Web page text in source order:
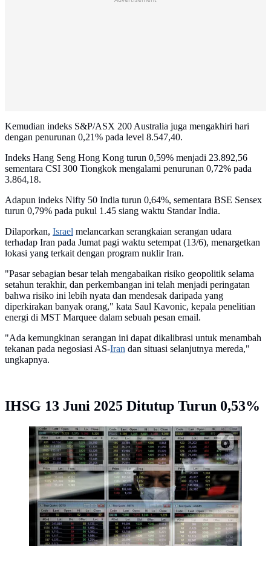
Kemudian indeks S&P/ASX 200 Australia juga mengakhiri hari
dengan penurunan 0,21% pada level 8.547,40.
Indeks Hang Seng Hong Kong turun 0,59% menjadi 23.892,56
sementara CSI 300 Tiongkok mengalami penurunan 0,72% pada
3.864,18.
Adapun indeks Nifty 50 India turun 0,64%, sementara BSE Sensex
turun 0,79% pada pukul 1.45 siang waktu Standar India.
Dilaporkan, Israel melancarkan serangkaian serangan udara
terhadap Iran pada Jumat pagi waktu setempat (13/6), menargetkan
lokasi yang terkait dengan program nuklir Iran.
"Pasar sebagian besar telah mengabaikan risiko geopolitik selama
setahun terakhir, dan perkembangan ini telah menjadi peringatan
bahwa risiko ini lebih nyata dan mendesak daripada yang
diperkirakan banyak orang," kata Saul Kavonic, kepala penelitian
energi di MST Marquee dalam sebuah pesan email.
"Ada kemungkinan serangan ini dapat dikalibrasi untuk menambah
tekanan pada negosiasi AS-Iran dan situasi selanjutnya mereda,"
ungkapnya.
IHSG 13 Juni 2025 Ditutup Turun 0,53%
Karyawan mengamati pergerakan harga saham di
Profindo Sekuritas, Jakarta, Jumat (22/9/2023).
(Liputan6.com/Angga Yuniar)